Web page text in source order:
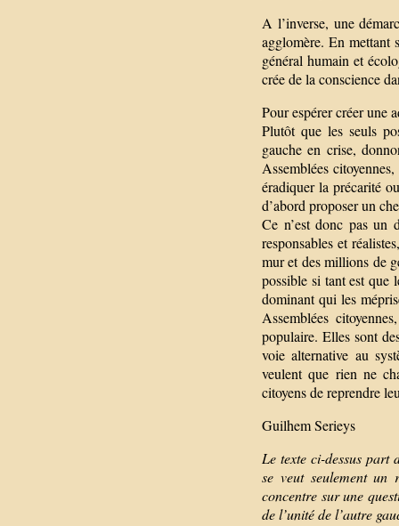
A l’inverse, une
agglomère. En mettant
général humain et
crée de la conscience
Pour espérer créer une
Plutôt que les seuls
gauche en crise,
Assemblées
éradiquer la précarité
d’abord proposer un
Ce n’est donc pas un
responsables et
mur et des millions de
possible si tant est que
dominant qui les
Assemblées
populaire. Elles sont
voie alternative au
veulent que rien ne
citoyens de reprendre
Guilhem Serieys
Le texte ci-dessus part
se veut seulement un
concentre sur une
de l’unité de l’autre